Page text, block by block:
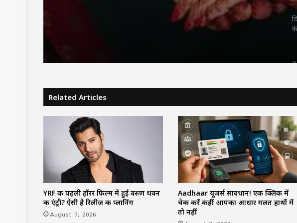
Zombie, Lavender और LAT
Marriage क्या होती हैं? जानिए इन
Related Articles
YRF की पहली हॉरर फिल्म में हुई वरुण धवन
की एंट्री? ऐसी है रिलीज की प्लानिंग
August 7, 2026
Aadhaar यूजर्स सावधान! एक क्लिक में
चेक करें कहीं आपका आधार गलत हाथों में
तो नहीं